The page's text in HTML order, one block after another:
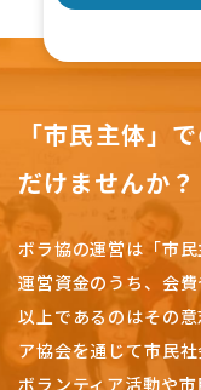
「市民主体」
だけませんか？
ボラ協の運営は「市民
運営資金のうち、会
以上であるのはその意
ア協会を通じて市民
ボランティア活動や